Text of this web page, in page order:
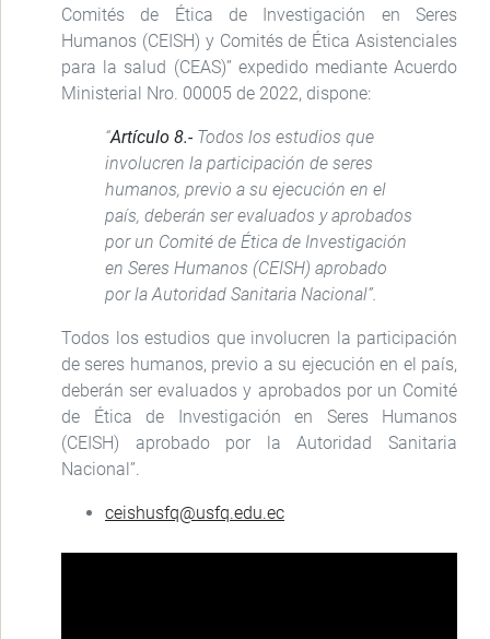
Comités de Ética de Investigación en Seres
Humanos (CEISH) y Comités de Ética Asistenciales
para la salud (CEAS)” expedido mediante Acuerdo
Ministerial Nro. 00005 de 2022, dispone:
“Artículo 8.- Todos los estudios que
involucren la participación de seres
humanos, previo a su ejecución en el
país, deberán ser evaluados y aprobados
por un Comité de Ética de Investigación
en Seres Humanos (CEISH) aprobado
por la Autoridad Sanitaria Nacional”.
Todos los estudios que involucren la participación
de seres humanos, previo a su ejecución en el país,
deberán ser evaluados y aprobados por un Comité
de Ética de Investigación en Seres Humanos
(CEISH) aprobado por la Autoridad Sanitaria
Nacional”.
ceishusfq@usfq.edu.ec